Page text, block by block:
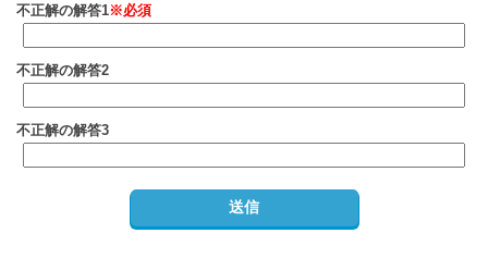
不正解の解答1※必須
不正解の解答2
不正解の解答3